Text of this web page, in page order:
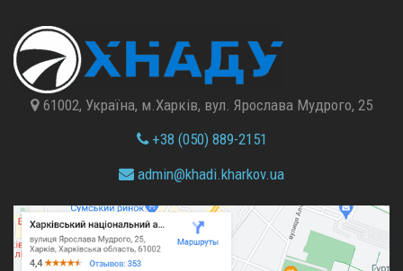
61002, Україна, м.Харків, вул. Ярослава Мудрого, 25
+38 (050) 889-2151
admin@khadi.kharkov.ua